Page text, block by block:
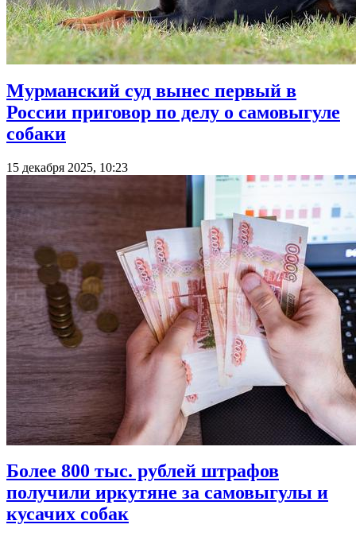
Мурманский суд вынес первый в
России приговор по делу о самовыгуле
собаки
15 декабря 2025, 10:23
Более 800 тыс. рублей штрафов
получили иркутяне за самовыгулы и
кусачих собак